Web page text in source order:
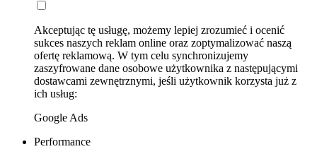
Akceptując tę usługę, możemy lepiej zrozumieć i ocenić
sukces naszych reklam online oraz zoptymalizować naszą
ofertę reklamową. W tym celu synchronizujemy
zaszyfrowane dane osobowe użytkownika z następującymi
dostawcami zewnętrznymi, jeśli użytkownik korzysta już z
ich usług:
Google Ads
Performance